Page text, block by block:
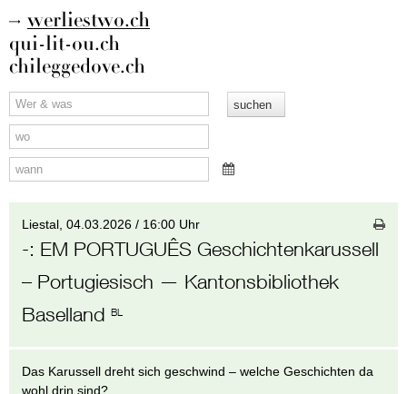
werliestwo.ch
qui-lit-ou.ch
chileggedove.ch
Liestal,04.03.2026 / 16:00 Uhr
-: EM PORTUGUÊS Geschichtenkarussell
– Portugiesisch — Kantonsbibliothek
BasellandBL
Das Karussell dreht sich geschwind – welche Geschichten da
wohl drin sind?